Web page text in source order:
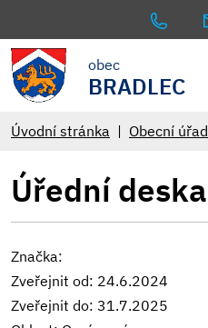
obec
BRADLEC
Úvodní stránka Obecní úřad
Úřední deska
Značka:
Zveřejnit od: 24.6.2024
Zveřejnit do: 31.7.2025